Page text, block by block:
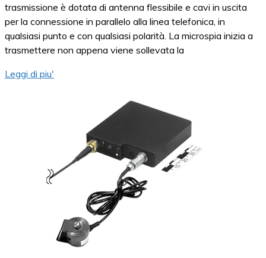
trasmissione è dotata di antenna flessibile e cavi in uscita
per la connessione in parallelo alla linea telefonica, in
qualsiasi punto e con qualsiasi polarità. La microspia inizia a
trasmettere non appena viene sollevata la
Leggi di piu'